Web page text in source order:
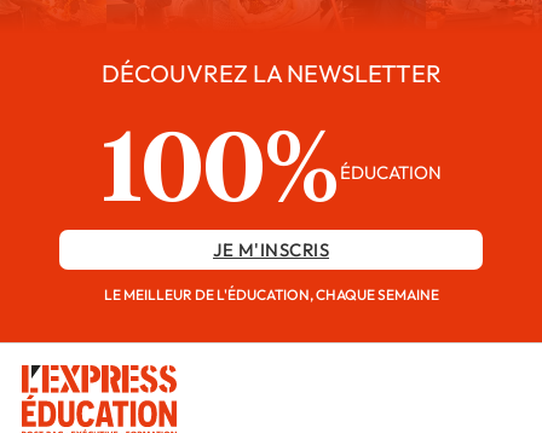
DÉCOUVREZ LA NEWSLETTER
100% ÉDUCATION
JE M'INSCRIS
LE MEILLEUR DE L'ÉDUCATION, CHAQUE SEMAINE